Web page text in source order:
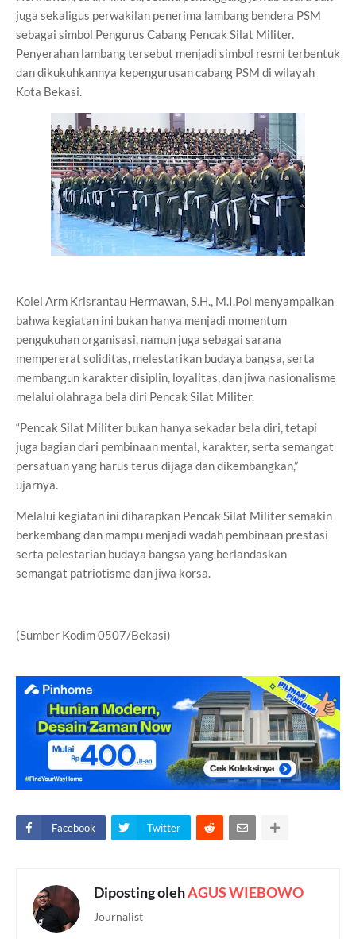
juga sekaligus perwakilan penerima lambang bendera PSM
sebagai simbol Pengurus Cabang Pencak Silat Militer.
Penyerahan lambang tersebut menjadi simbol resmi terbentuk
dan dikukuhkannya kepengurusan cabang PSM di wilayah
Kota Bekasi.
Kolel Arm Krisrantau Hermawan, S.H., M.I.Pol menyampaikan
bahwa kegiatan ini bukan hanya menjadi momentum
pengukuhan organisasi, namun juga sebagai sarana
mempererat soliditas, melestarikan budaya bangsa, serta
membangun karakter disiplin, loyalitas, dan jiwa nasionalisme
melalui olahraga bela diri Pencak Silat Militer.
“Pencak Silat Militer bukan hanya sekadar bela diri, tetapi
juga bagian dari pembinaan mental, karakter, serta semangat
persatuan yang harus terus dijaga dan dikembangkan,”
ujarnya.
Melalui kegiatan ini diharapkan Pencak Silat Militer semakin
berkembang dan mampu menjadi wadah pembinaan prestasi
serta pelestarian budaya bangsa yang berlandaskan
semangat patriotisme dan jiwa korsa.
(Sumber Kodim 0507/Bekasi)
Facebook Twitter
Diposting olehAGUS WIEBOWO
Journalist